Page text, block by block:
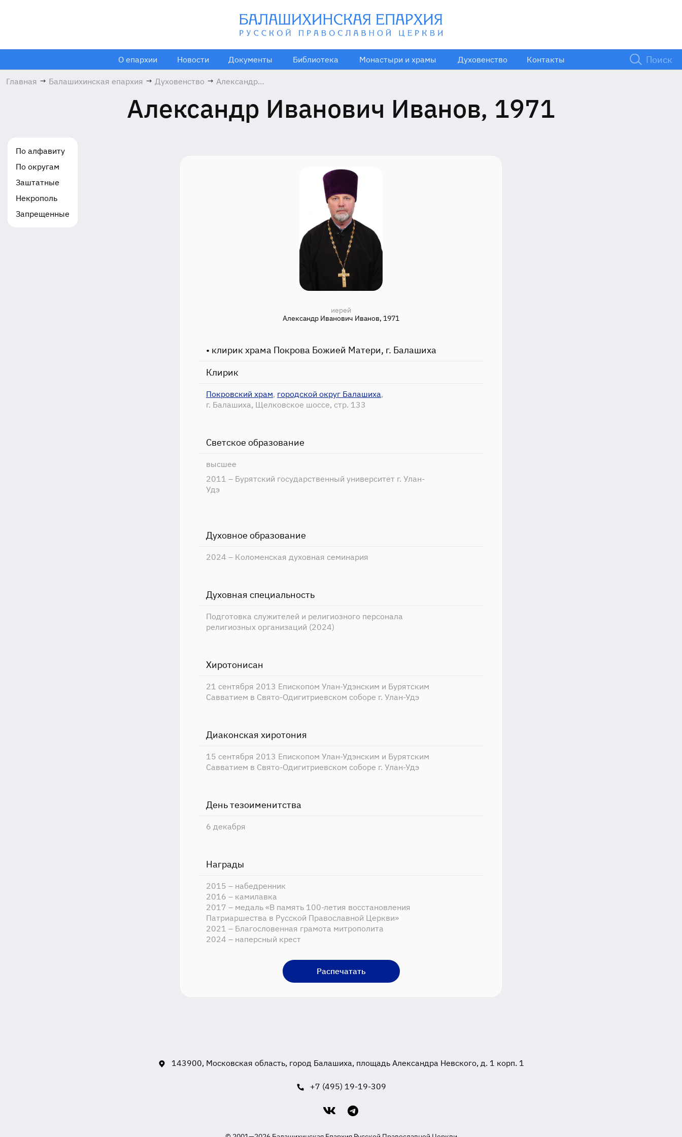
О епархии Новости Документы Библиотека Монастыри и храмы Духовенство Контакты
Главная → Балашихинская епархия → Духовенство → Александр
1971
Александр Иванович Иванов, 1971
По алфавиту
По округам
Заштатные
Некрополь
Запрещенные
иерей
Александр Иванович Иванов, 1971
• клирик храма Покрова Божией Матери, г. Балашиха
Клирик
Покровский храм, городской округ Балашиха,
г. Балашиха, Щелковское шоссе, стр. 133
Светское образование
высшее
2011 – Бурятский государственный университет г. Улан-
Удэ
Духовное образование
2024 – Коломенская духовная семинария
Духовная специальность
Подготовка служителей и религиозного персонала
религиозных организаций (2024)
Хиротонисан
21 сентября 2013 Епископом Улан-Удэнским и Бурятским
Савватием в Свято-Одигитриевском соборе г. Улан-Удэ
Диаконская хиротония
15 сентября 2013 Епископом Улан-Удэнским и Бурятским
Савватием в Свято-Одигитриевском соборе г. Улан-Удэ
День тезоименитства
6 декабря
Награды
2015 – набедренник
2016 – камилавка
2017 – медаль «В память 100-летия восстановления
Патриаршества в Русской Православной Церкви»
2021 – Благословенная грамота митрополита
2024 – наперсный крест
Распечатать
143900, Московская область, город Балашиха, площадь Александра Невского, д. 1 корп. 1
+7 (495) 19-19-309